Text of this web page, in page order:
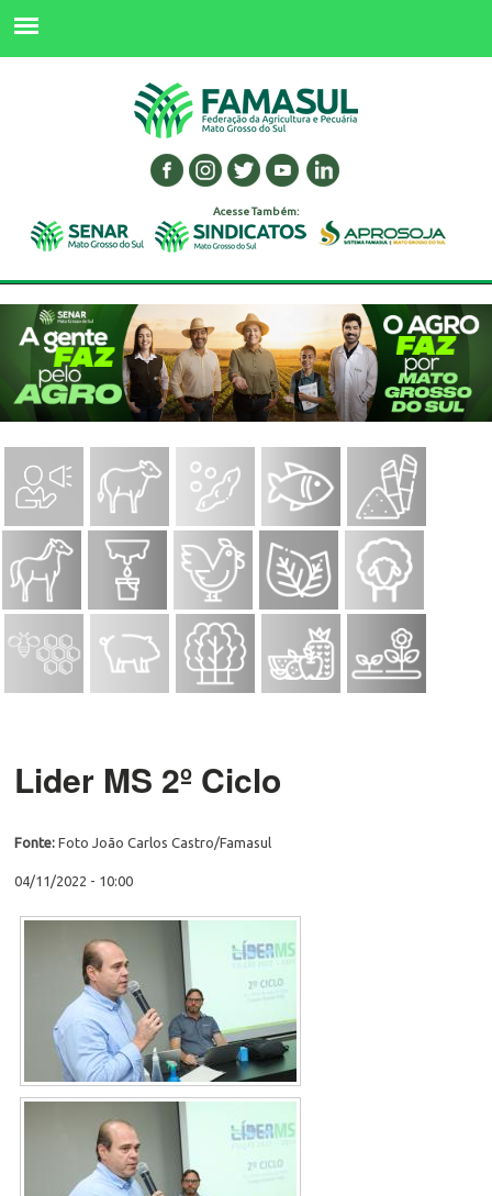
Acesse Também:
Lider MS 2º Ciclo
Fonte: Foto João Carlos Castro/Famasul
04/11/2022 - 10:00